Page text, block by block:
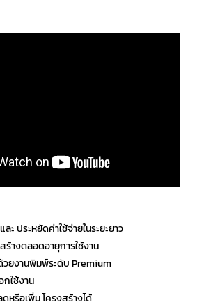
ะ ประหยัดค่าใช้จ่ายในระยะยาว
ร้างตลอดอายุการใช้งาน
ยงานพิมพ์ระดับ Premium
กใช้งาน
หรือเพิ่ม โครงสร้างได้